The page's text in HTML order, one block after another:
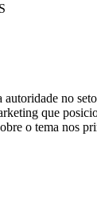
autoridade no
que
o tema nos